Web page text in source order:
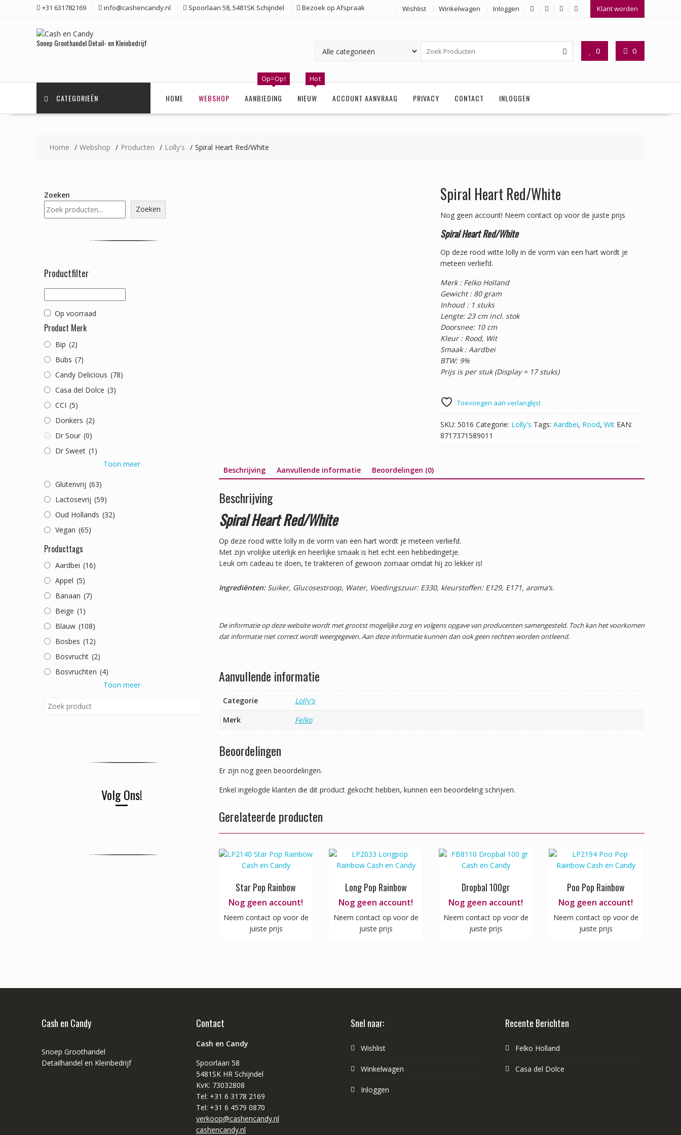
+31 631782169 info@cashencandy.nl Spoorlaan 58, 5481SK Schijndel Bezoek op Afspraak Wishlist Winkelwagen Inloggen Klant worden
Snoep Groothandel Detail- en Kleinbedrijf
0 0
CATEGORIEËN HOME WEBSHOP AANBIEDING
Op=Op!
NIEUW
Hot
ACCOUNT AANVRAAG PRIVACY CONTACT INLOGGEN
Home Webshop Producten Lolly's Spiral Heart Red/White
Spiral Heart Red/White
Nog geen account! Neem contact op voor de juiste prijs
Spiral Heart Red/White
Op deze rood witte lolly in de vorm van een hart wordt je
meteen verliefd.
Merk : Felko Holland
Gewicht : 80 gram
Inhoud : 1 stuks
Lengte: 23 cm incl. stok
Doorsnee: 10 cm
Kleur : Rood, Wit
Smaak : Aardbei
BTW: 9%
Prijs is per stuk (Display = 17 stuks)
Toevoegen aan verlanglijst
SKU: 5016 Categorie: Lolly's Tags: Aardbei, Rood, Wit EAN:
8717371589011
Beschrijving Aanvullende informatie Beoordelingen (0)
Beschrijving
Spiral Heart Red/White
Op deze rood witte lolly in de vorm van een hart wordt je meteen verliefd.
Met zijn vrolijke uiterlijk en heerlijke smaak is het echt een hebbedingetje.
Leuk om cadeau te doen, te trakteren of gewoon zomaar omdat hij zo lekker is!
Ingrediënten:Suiker, Glucosestroop, Water, Voedingszuur: E330, kleurstoffen: E129, E171, aroma’s.
De informatie op deze website wordt met grootst mogelijke zorg en volgens opgave van producenten samengesteld. Toch kan het voorkomen
dat informatie niet correct wordt weergegeven. Aan deze informatie kunnen dan ook geen rechten worden ontleend.
Aanvullende informatie
Categorie
Lolly's
Merk
Felko
Beoordelingen
Er zijn nog geen beoordelingen.
Enkel ingelogde klanten die dit product gekocht hebben, kunnen een beoordeling schrijven.
Gerelateerde producten
Star Pop Rainbow
Nog geen account!
Neem contact op voor de
juiste prijs
Long Pop Rainbow
Nog geen account!
Neem contact op voor de
juiste prijs
Dropbal 100gr
Nog geen account!
Neem contact op voor de
juiste prijs
Poo Pop Rainbow
Nog geen account!
Neem contact op voor de
juiste prijs
Zoeken
Zoeken
Productfilter
Op voorraad
Product Merk
Bip (2)
Bubs (7)
Candy Delicious (78)
Casa del Dolce (3)
CCI (5)
Donkers (2)
Dr Sour (0)
Dr Sweet (1)
Toon meer
Glutenvrij (63)
Lactosevrij (59)
Oud Hollands (32)
Vegan (65)
Producttags
Aardbei (16)
Appel (5)
Banaan (7)
Beige (1)
Blauw (108)
Bosbes (12)
Bosvrucht (2)
Bosvruchten (4)
Toon meer
Volg Ons!
Cash en Candy
Snoep Groothandel
Detailhandel en Kleinbedrijf
Contact
Cash en Candy
Spoorlaan 58
5481SK HR Schijndel
KvK: 73032808
Tel: +31 6 3178 2169
Tel: +31 6 4579 0870
verkoop@cashencandy.nl
cashencandy.nl
Snel naar:
Wishlist
Winkelwagen
Inloggen
Recente Berichten
Felko Holland
Casa del Dolce